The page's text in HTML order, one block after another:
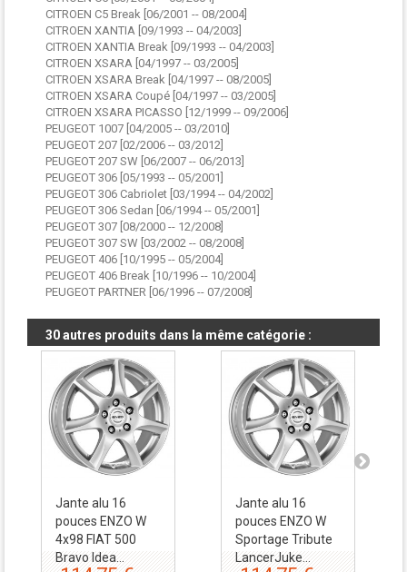
CITROEN C5 Break [06/2001 -- 08/2004]
CITROEN XANTIA [09/1993 -- 04/2003]
CITROEN XANTIA Break [09/1993 -- 04/2003]
CITROEN XSARA [04/1997 -- 03/2005]
CITROEN XSARA Break [04/1997 -- 08/2005]
CITROEN XSARA Coupé [04/1997 -- 03/2005]
CITROEN XSARA PICASSO [12/1999 -- 09/2006]
PEUGEOT 1007 [04/2005 -- 03/2010]
PEUGEOT 207 [02/2006 -- 03/2012]
PEUGEOT 207 SW [06/2007 -- 06/2013]
PEUGEOT 306 [05/1993 -- 05/2001]
PEUGEOT 306 Cabriolet [03/1994 -- 04/2002]
PEUGEOT 306 Sedan [06/1994 -- 05/2001]
PEUGEOT 307 [08/2000 -- 12/2008]
PEUGEOT 307 SW [03/2002 -- 08/2008]
PEUGEOT 406 [10/1995 -- 05/2004]
PEUGEOT 406 Break [10/1996 -- 10/2004]
PEUGEOT PARTNER [06/1996 -- 07/2008]
30 autres produits dans la même catégorie :
Jante alu 16
pouces ENZO W
4x98 FIAT 500
Bravo Idea...
Jante alu 16
pouces ENZO W
Sportage Tribute
LancerJuke...